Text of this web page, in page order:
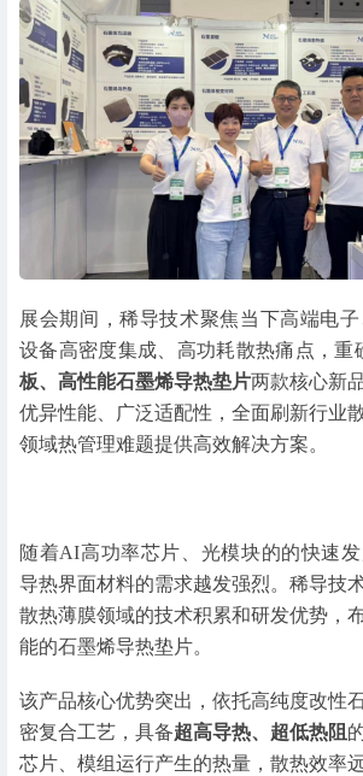
展会期间，稀导技术聚焦当下高端电
设备高密度集成、高功耗散热痛点，重
板、高性能石墨烯导热垫片两款核心新
优异性能、广泛适配性，全面刷新行业
领域热管理难题提供高效解决方案。
随着AI高功率芯片、光模块的的快速
导热界面材料的需求越发强烈。稀导技
散热薄膜领域的技术积累和研发优势，
能的石墨烯导热垫片。
该产品核心优势突出，依托高纯度改性
密复合工艺，具备超高导热、超低热阻
芯片、模组运行产生的热量，散热效率